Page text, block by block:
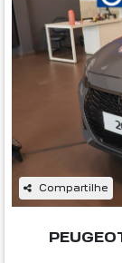
Compartilhe